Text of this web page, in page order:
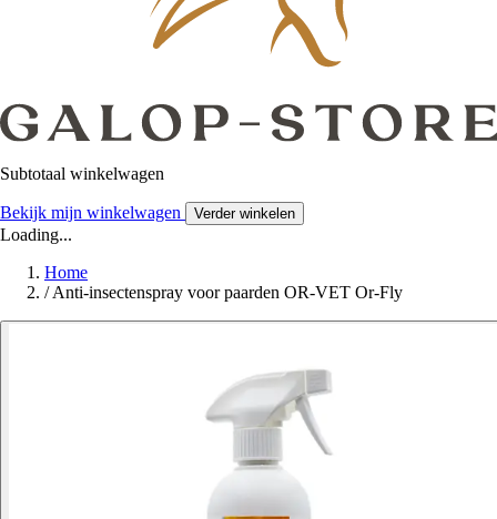
Subtotaal winkelwagen
Bekijk mijn winkelwagen Verder winkelen
Loading...
Home
/ Anti-insectenspray voor paarden OR-VET Or-Fly